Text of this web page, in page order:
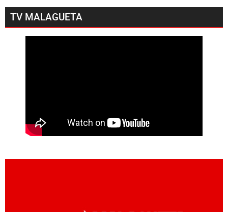
TV MALAGUETA